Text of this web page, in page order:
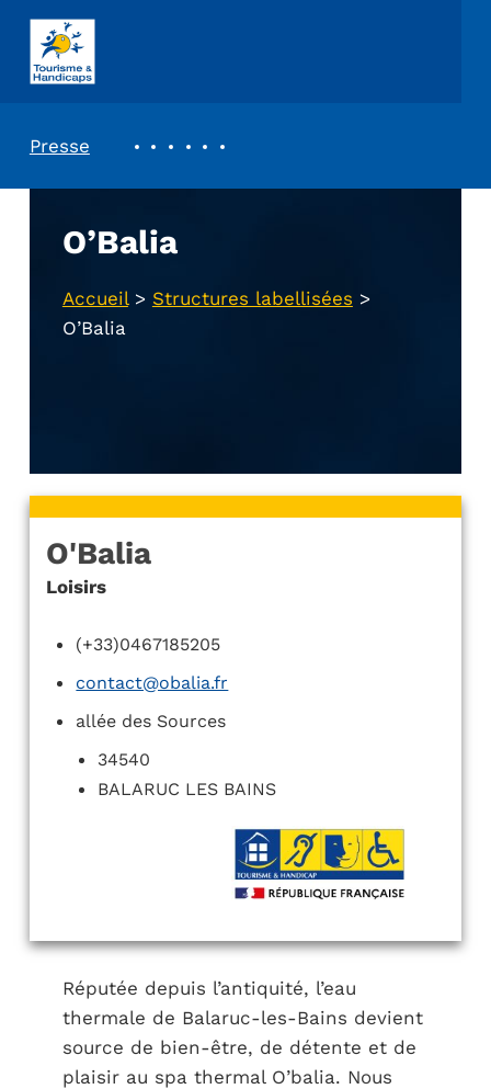
ASSOCIATION TOURISME ET HANDICAPS
Presse
O’Balia
Accueil> Structures labellisées >
O’Balia
O'Balia
Loisirs
(+33)0467185205
contact@obalia.fr
allée des Sources
34540
BALARUC LES BAINS
Réputée depuis l’antiquité, l’eau
thermale de Balaruc-les-Bains devient
source de bien-être, de détente et de
plaisir au spa thermal O’balia. Nous